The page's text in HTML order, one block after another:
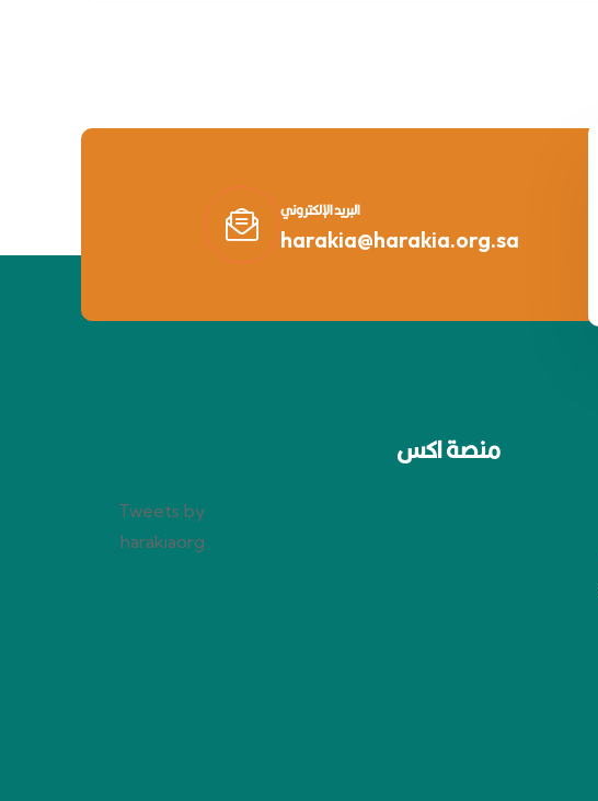
البريد الإلكتروني
harakia@harakia.org.sa
منصة اكس
Tweets by
harakiaorg